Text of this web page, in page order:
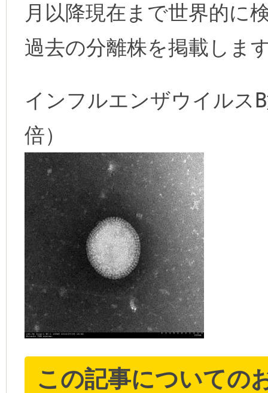
月以降現在まで世界的に
過去の分離株を掲載しま
インフルエンザウイル
倍）
この記事についての